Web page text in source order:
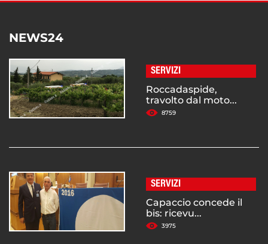
NEWS24
SERVIZI
Roccadaspide,
travolto dal moto...
8759
SERVIZI
Capaccio concede il
bis: ricevu...
3975